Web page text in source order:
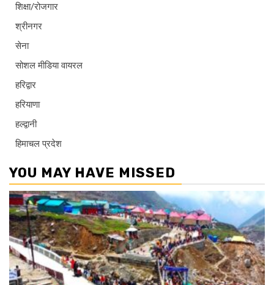
शिक्षा/रोजगार
श्रीनगर
सेना
सोशल मीडिया वायरल
हरिद्वार
हरियाणा
हल्द्वानी
हिमाचल प्रदेश
YOU MAY HAVE MISSED